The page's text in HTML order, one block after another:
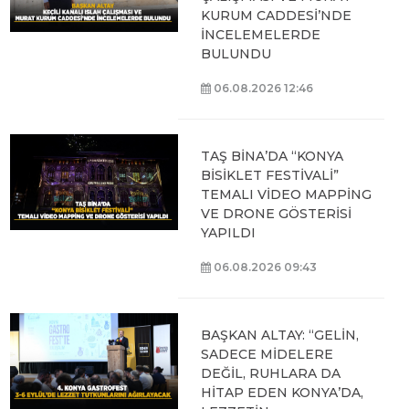
KURUM CADDESİ’NDE
İNCELEMELERDE
BULUNDU
06.08.2026 12:46
TAŞ BİNA’DA “KONYA
BİSİKLET FESTİVALİ”
TEMALI VİDEO MAPPİNG
VE DRONE GÖSTERİSİ
YAPILDI
06.08.2026 09:43
BAŞKAN ALTAY: “GELİN,
SADECE MİDELERE
DEĞİL, RUHLARA DA
HİTAP EDEN KONYA’DA,